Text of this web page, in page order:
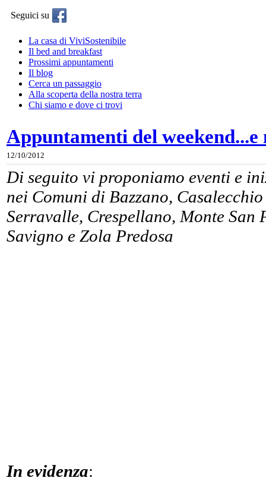
Seguici su
La casa di ViviSostenibile
Il bed and breakfast
Prossimi appuntamenti
Il blog
Cerca un passaggio
Alla scoperta della nostra terra
Chi siamo e dove ci trovi
Appuntamenti del weekend...e
12/10/2012
Di seguito vi proponiamo eventi e
nei Comuni di Bazzano,
Serravalle, Crespellano, Monte San
Savigno e Zola Predosa
In evidenza: